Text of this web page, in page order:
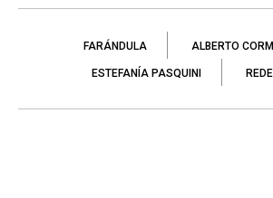
FARÁNDULA ALBERTO
ESTEFANÍA PASQUINI